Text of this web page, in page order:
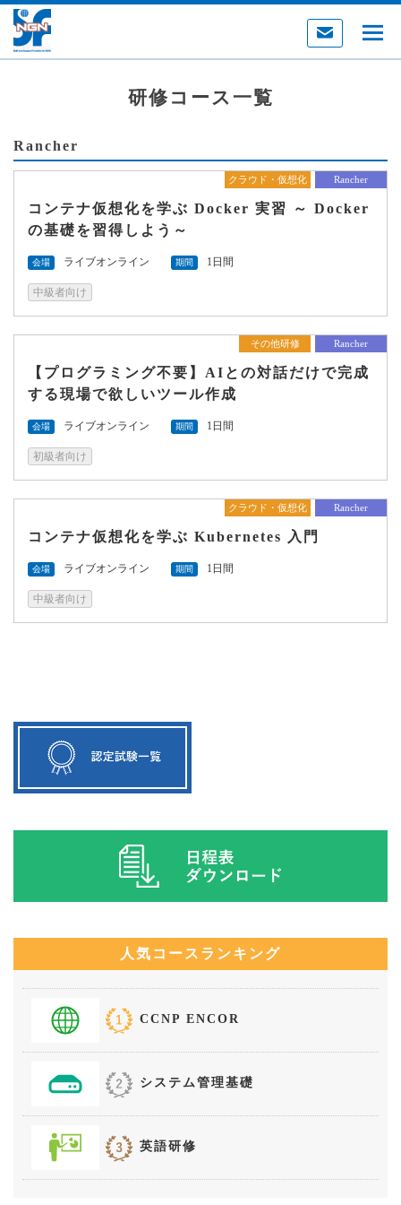
研修コース一覧
Rancher
コンテナ仮想化を学ぶ Docker 実習 ～ Docker
の基礎を習得しよう～
会場 ライブオンライン 期間 1日間
中級者向け
クラウド・仮想化 Rancher
【プログラミング不要】AIとの対話だけで完成
する現場で欲しいツール作成
会場 ライブオンライン 期間 1日間
初級者向け
その他研修 Rancher
コンテナ仮想化を学ぶ Kubernetes 入門
会場 ライブオンライン 期間 1日間
中級者向け
クラウド・仮想化 Rancher
人気コースランキング
CCNP ENCOR
システム管理基礎
英語研修